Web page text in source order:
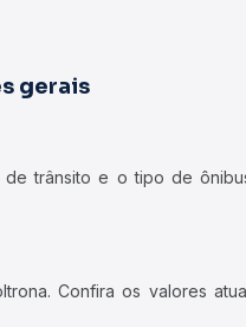
gerais
trânsito e o tipo de
Confira os valores